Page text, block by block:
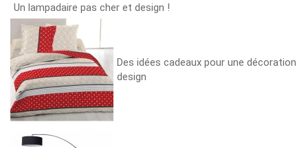
Un lampadaire pas cher et design !
Des idées cadeaux pour une décoration
design